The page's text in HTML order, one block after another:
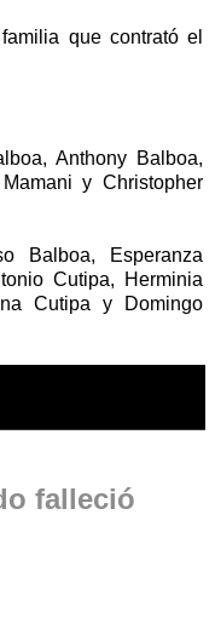
que contrató el
Anthony Balboa,
y Christopher
Balboa, Esperanza
Cutipa, Herminia
Cutipa y Domingo
falleció